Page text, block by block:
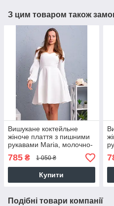
З цим товаром також
Вишукане коктейльне
жіноче плаття з пишними
рукавами Maria, молочно-
біле
785 ₴ 1 050 ₴
Купити
Подібні товари компанії